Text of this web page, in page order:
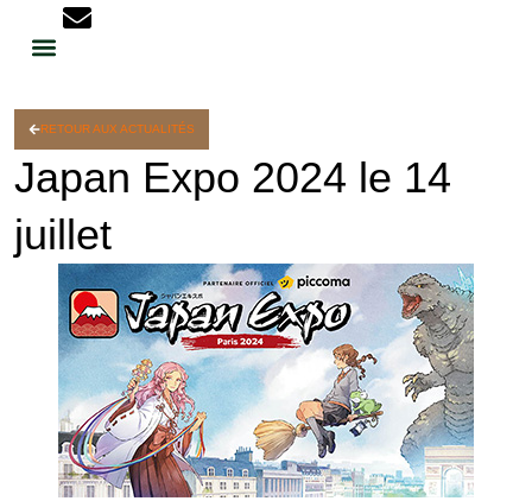
RETOUR AUX ACTUALITÉS
Japan Expo 2024 le 14
juillet